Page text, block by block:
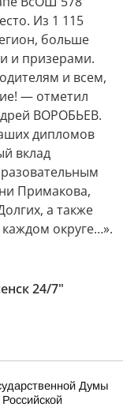
Из 1 115
больше
и призерами.
и всем,
— отметил
ВОРОБЬЕВ.
дипломов
вклад
Примакова,
а также
округе…».
24/7"
Думы